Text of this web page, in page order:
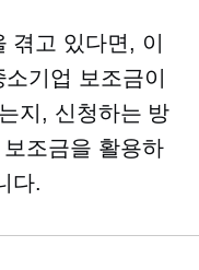
겪고 있다면, 이
기업 보조금이
지, 신청하는 방
조금을 활용하
다.